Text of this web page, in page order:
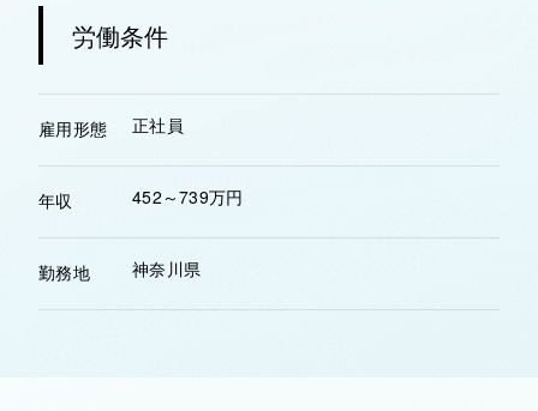
労働条件
雇用形態 正社員
年収 452～739万円
勤務地 神奈川県